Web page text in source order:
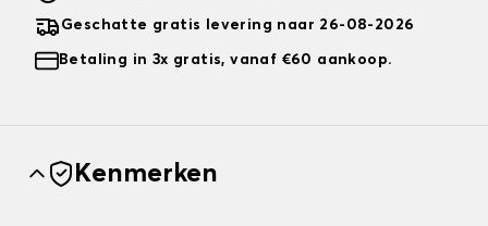
Geschatte gratis levering naar 26-08-2026
Betaling in 3x gratis, vanaf €60 aankoop.
Kenmerken